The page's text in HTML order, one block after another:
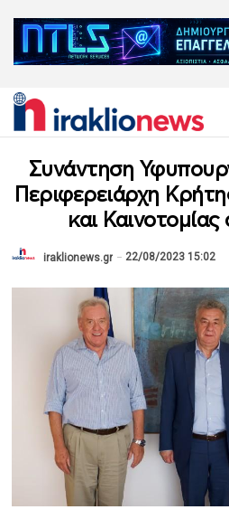
Συνάντηση
Περιφερειάρχη
και
iraklionews.gr 22/08/2023 15:02